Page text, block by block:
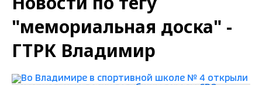
"мемориальная доска" -
ГТРК Владимир